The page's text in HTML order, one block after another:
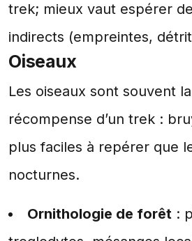
trek; mieux vaut espérer
indirects (empreintes,
Oiseaux
Les oiseaux sont souvent
récompense d’un trek :
plus faciles à repérer que
nocturnes.
Ornithologie de forêt :